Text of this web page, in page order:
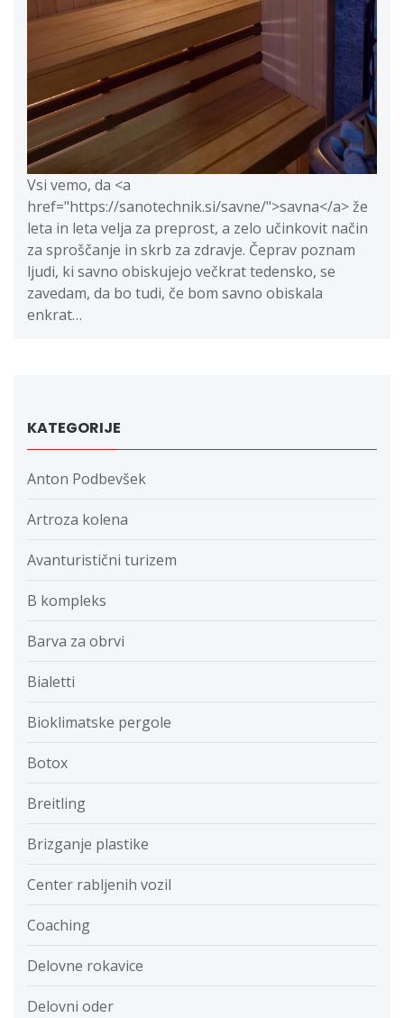
Vsi vemo, da <a
href="https://sanotechnik.si/savne/">savna</a> že
leta in leta velja za preprost, a zelo učinkovit način
za sproščanje in skrb za zdravje. Čeprav poznam
ljudi, ki savno obiskujejo večkrat tedensko, se
zavedam, da bo tudi, če bom savno obiskala
enkrat…
KATEGORIJE
Anton Podbevšek
Artroza kolena
Avanturistični turizem
B kompleks
Barva za obrvi
Bialetti
Bioklimatske pergole
Botox
Breitling
Brizganje plastike
Center rabljenih vozil
Coaching
Delovne rokavice
Delovni oder